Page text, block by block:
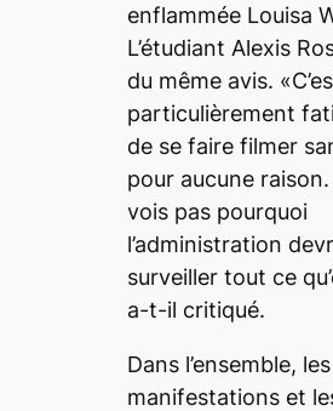
enflammée Louisa
L’étudiant Alexis
du même avis.
particulièrement
de se faire filmer
pour aucune
vois pas pourquoi
l’administration
surveiller tout ce
a-t-il critiqué.
Dans l’ensemble, les
manifestations et